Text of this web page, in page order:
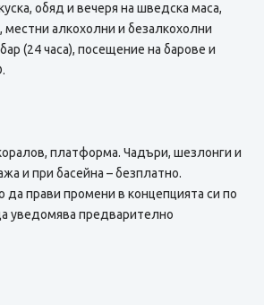
обяд и вечеря на шведска маса,
алкохолни и безалкохолни
(24 часа), посещениe на барове и
платформа. Чадъри, шезлонги и
и при басейна – безплатно.
да прави промени в концепцията си по
уведомява предварително